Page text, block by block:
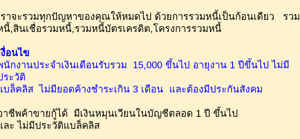
ราจะรวมทุกปัญหาของคุณให้หมดไป ด้วยการรวมหนี้เป็นก้อนเดียว รวม
นี้,สินเชื่อรวมหนี้,รวมหนี้บัตรเครดิต,โครงการรวมหนี้
งื่อนไข
นักงานประจำเงินเดือนรับรวม 15,000 ขึ้นไป อายุงาน 1 ปีขึ้นไป ไม่มี
ระวัติ
บล็คลิส ไม่มียอดค้างชำระเกิน 3 เดือน และต้องมีประกันสังคม
าชีพค้าขายกู้ได้ มีเงินหมุนเวียนในบัญชีตลอด 1 ปี ขึ้นไป
ละ ไม่มีประวัติแบล็คลิส